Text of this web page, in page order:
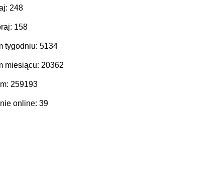
248
158
tygodniu: 5134
miesiącu: 20362
259193
online: 39